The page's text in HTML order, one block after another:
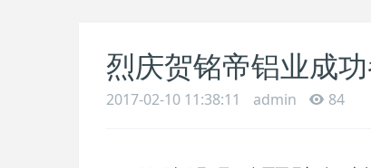
烈庆贺铭帝铝业成
2017-02-10 11:38:11 admin 84